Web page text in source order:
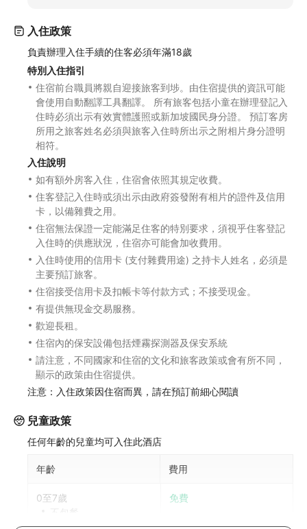
入住政策
負責辦理入住手續的住客必須年滿18歲
特別入住指引
住宿前台職員將親自迎接旅客到埗。由住宿提供的資訊可能
會使用自動翻譯工具翻譯。 所有旅客包括小童在辦理登記入
住時必須出示有效實體護照或新加坡國民身分證。 預訂客房
所用之旅客姓名必須與旅客入住時所出示之附相片身分證明
相符。
入住說明
如有額外房客入住，住宿會依照其規定收費。
住客登記入住時或須出示由政府簽發附有相片的證件及信用
卡，以備雜費之用。
住宿無法保證一定能滿足住客的特別要求，須視乎住客登記
入住時的供應狀況，住宿亦可能會加收費用。
入住時使用的信用卡 (支付雜費用途) 之持卡人姓名，必須是
主要預訂旅客。
住宿接受信用卡及扣帳卡等付款方式；不接受現金。
有提供無現金交易服務。
歡迎長租。
住宿內的保安設備包括煙霧探測器及保安系統
請注意，不同國家和住宿的文化和旅客政策或會有所不同，
顯示的政策由住宿提供。
注意：入住政策因住宿而異，請在預訂前細心閱讀
兒童政策
任何年齡的兒童均可入住此酒店
年齡 費用
0至7歲
免費